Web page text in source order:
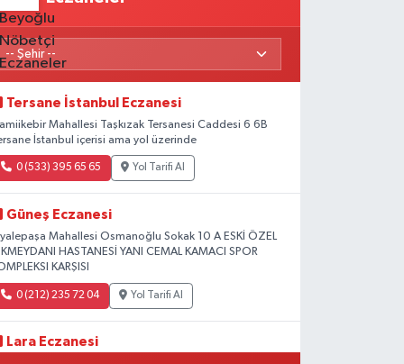
Tersane İstanbul Eczanesi
Mahallesi Taşkızak Tersanesi Caddesi 6 6B
İstanbul içerisi ama yol üzerinde
0 (533) 395 65 65 Yol Tarifi Al
Güneş Eczanesi
Mahallesi Osmanoğlu Sokak 10 A ESKİ ÖZEL
HASTANESİ YANI CEMAL KAMACI SPOR
KARŞISI
0 (212) 235 72 04 Yol Tarifi Al
Lara Eczanesi